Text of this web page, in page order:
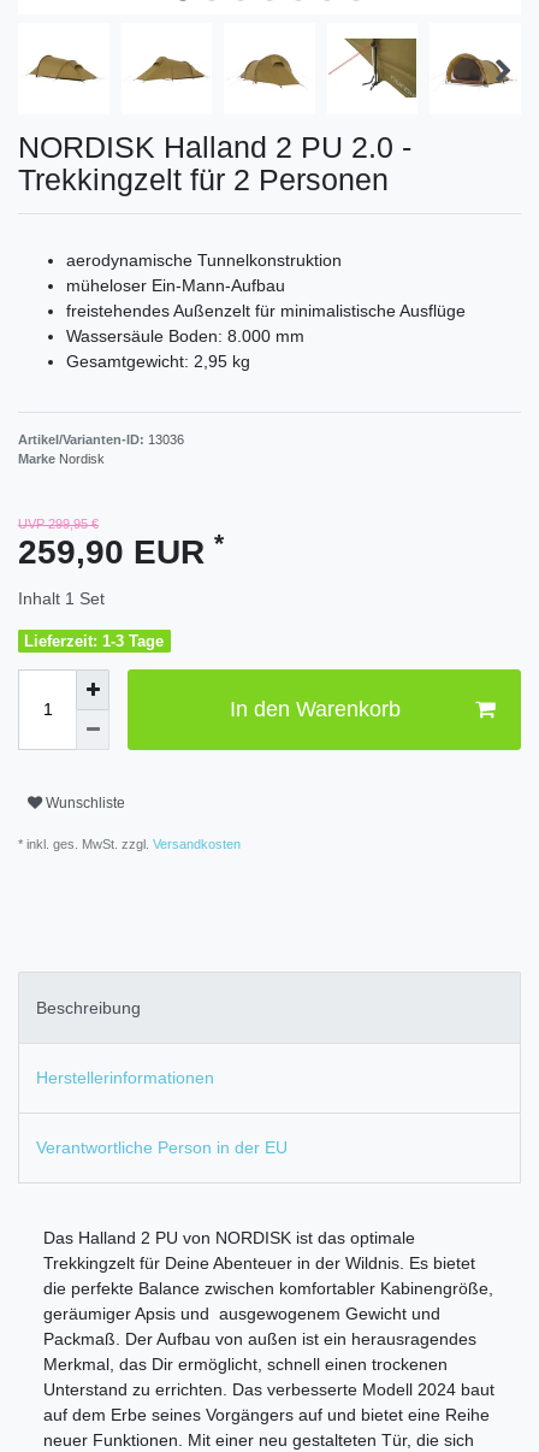
NORDISK Halland 2 PU 2.0 -
Trekkingzelt für 2 Personen
aerodynamische Tunnelkonstruktion
müheloser Ein-Mann-Aufbau
freistehendes Außenzelt für minimalistische Ausflüge
Wassersäule Boden: 8.000 mm
Gesamtgewicht: 2,95 kg
Artikel/Varianten-ID: 13036
Marke Nordisk
UVP 299,95 €
259,90 EUR *
Inhalt 1 Set
Lieferzeit: 1-3 Tage
In den Warenkorb
Wunschliste
* inkl. ges. MwSt. zzgl. Versandkosten
Beschreibung
Herstellerinformationen
Verantwortliche Person in der EU
Das Halland 2 PU von NORDISK ist das optimale
Trekkingzelt für Deine Abenteuer in der Wildnis. Es bietet
die perfekte Balance zwischen komfortabler Kabinengröße,
geräumiger Apsis und ausgewogenem Gewicht und
Packmaß. Der Aufbau von außen ist ein herausragendes
Merkmal, das Dir ermöglicht, schnell einen trockenen
Unterstand zu errichten. Das verbesserte Modell 2024 baut
auf dem Erbe seines Vorgängers auf und bietet eine Reihe
neuer Funktionen. Mit einer neu gestalteten Tür, die sich